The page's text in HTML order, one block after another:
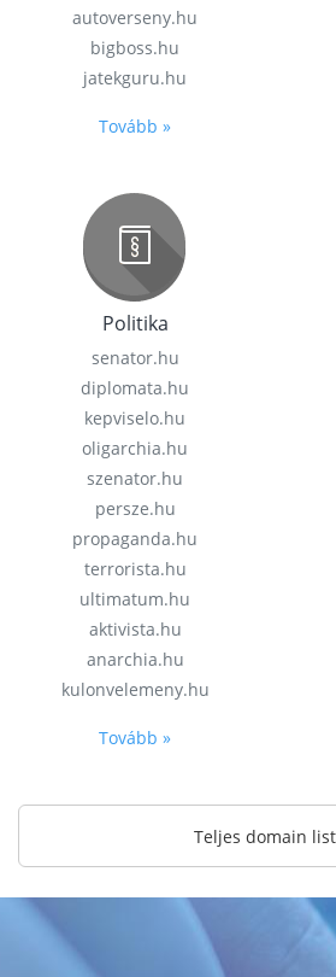
autoverseny.hu
bigboss.hu
jatekguru.hu
Tovább »
Politika
senator.hu
diplomata.hu
kepviselo.hu
oligarchia.hu
szenator.hu
persze.hu
propaganda.hu
terrorista.hu
ultimatum.hu
aktivista.hu
anarchia.hu
kulonvelemeny.hu
Tovább »
Teljes domain